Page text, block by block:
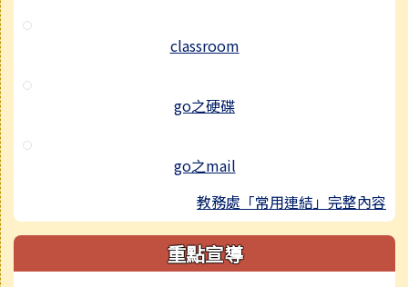
classroom
go之硬碟
go之mail
教務處「常用連結」完整內容
重點宣導